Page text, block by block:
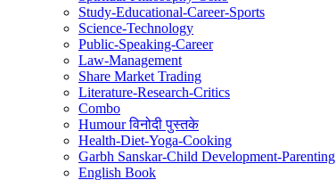
Study-Educational-Career-Sports
Science-Technology
Public-Speaking-Career
Law-Management
Share Market Trading
Literature-Research-Critics
Combo
Humour विनोदी पुस्तके
Health-Diet-Yoga-Cooking
Garbh Sanskar-Child Development-Parenting
English Book